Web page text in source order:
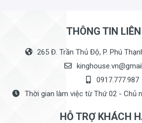
THÔNG TIN
265 Đ. Trần Thủ Độ, P. Phú
0917.777.987
Thời gian làm việc từ Thứ 02 - Chủ
HỖ TRỢ KHÁCH